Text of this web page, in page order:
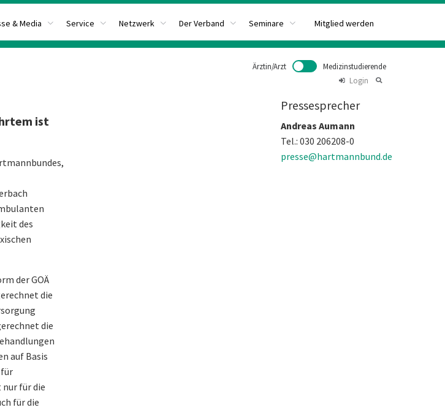
& Media Service Netzwerk Der Verband Seminare Mitglied werden
Ärztin/Arzt
Medizinstudierende
Login
ist
des
der GOÄ
die
die
auf Basis
für die
für die
Pressesprecher
Andreas Aumann
Tel.: 030 206208-0
presse@hartmannbund.de